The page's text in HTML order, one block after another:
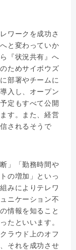
ワークを成功さ
と変わっていか
『状況共有』へ
ためサイボウズ
部署やチームに
入し、オープン
定もすべて公開
す。また、経営
されるそうで
」「勤務時間や
の増加」といっ
みによりテレワ
ニケーション不
情報を知ること
たといいます。
ラウド上のオフ
それを成功させ